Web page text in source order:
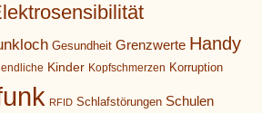
Gesundheit Grenzwerte Handy
Kinder Kopfschmerzen Korruption
RFID Schlafstörungen Schulen